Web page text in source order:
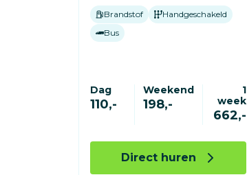
Brandstof
Handgeschakeld
Bus
Dag
110,-
Weekend
198,-
1
week
662,-
Direct huren